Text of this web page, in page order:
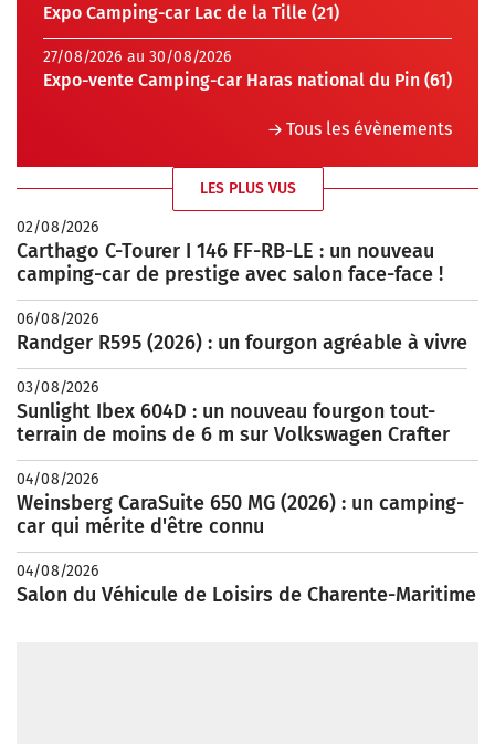
Expo Camping-car Lac de la Tille (21)
27/08/2026 au 30/08/2026
Expo-vente Camping-car Haras national du Pin (61)
Tous les évènements
LES PLUS VUS
02/08/2026
Carthago C-Tourer I 146 FF-RB-LE : un nouveau
camping-car de prestige avec salon face-face !
06/08/2026
Randger R595 (2026) : un fourgon agréable à vivre
03/08/2026
Sunlight Ibex 604D : un nouveau fourgon tout-
terrain de moins de 6 m sur Volkswagen Crafter
04/08/2026
Weinsberg CaraSuite 650 MG (2026) : un camping-
car qui mérite d'être connu
04/08/2026
Salon du Véhicule de Loisirs de Charente-Maritime